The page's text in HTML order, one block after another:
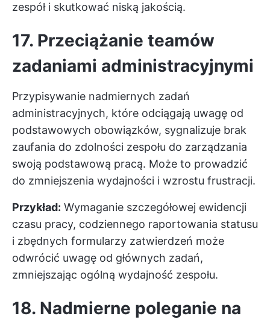
zespół i skutkować niską jakością.
17. Przeciążanie teamów
zadaniami administracyjnymi
Przypisywanie nadmiernych zadań
administracyjnych, które odciągają uwagę od
podstawowych obowiązków, sygnalizuje brak
zaufania do zdolności zespołu do zarządzania
swoją podstawową pracą. Może to prowadzić
do zmniejszenia wydajności i wzrostu frustracji.
Przykład: Wymaganie szczegółowej ewidencji
czasu pracy, codziennego raportowania statusu
i zbędnych formularzy zatwierdzeń może
odwrócić uwagę od głównych zadań,
zmniejszając ogólną wydajność zespołu.
18. Nadmierne poleganie na